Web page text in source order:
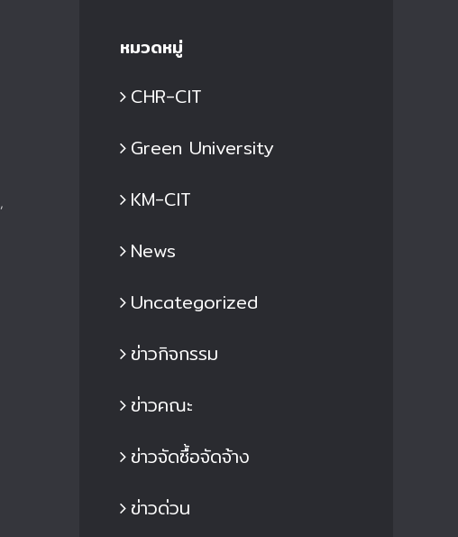
,
หมวดหมู่
CHR-CIT
Green University
KM-CIT
News
Uncategorized
ข่าวกิจกรรม
ข่าวคณะ
ข่าวจัดซื้อจัดจ้าง
ข่าวด่วน